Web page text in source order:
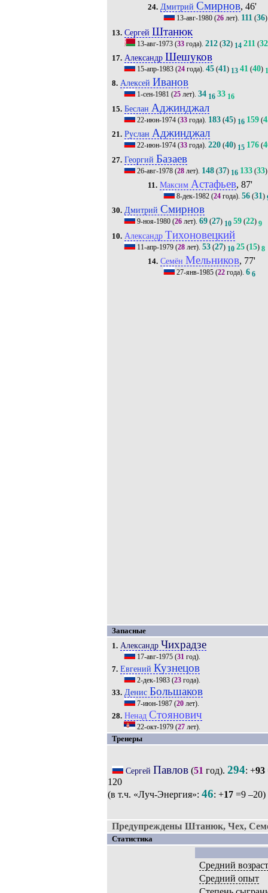
24. Дмитрий Смирнов, 46'
13-авг-1980 (26 лет). 111 (36)
13. Сергей Штанюк
13-авг-1973(33года). 212(32) 14 211 (32
17. Александр Шешуков
15-апр-1983(24года). 45(41) 13 41(40)
8. Алексей Иванов
1-сен-1981 (25лет). 34 16 33 16
15. Беслан Аджинджал
22-июн-1974(33года). 183(45) 16 159(
21. Руслан Аджинджал
22-июн-1974(33года). 220(40) 15 176(
27. Георгий Базаев
26-авг-1978(28лет). 148(37) 16 133(33)
11. Максим Астафьев, 87'
8-дек-1982 (24 года).56 (31)
30. Дмитрий Смирнов
9-ноя-1980(26лет). 69(27) 10 59(22) 9
10. Александр Тихоновецкий
11-апр-1979(28лет). 53(27) 10 25(15) 8
14. Семён Мельников, 77'
27-янв-1985 (22 года).6 6
Запасные
1. Александр Чихрадзе
17-авг-1975(31год).
7. Евгений Кузнецов
2-дек-1983(23года).
33. Денис Большаков
7-июн-1987(20лет).
28. Ненад Стоянович
22-окт-1979(27лет).
Тренеры
Сергей Павлов(51 год). 294: +93
120
(в т.ч. «Луч-Энергия»: 46: +17 =9 –20)
Предупреждены Штанюк, Чех,
Статистика
Средний
Средний опыт